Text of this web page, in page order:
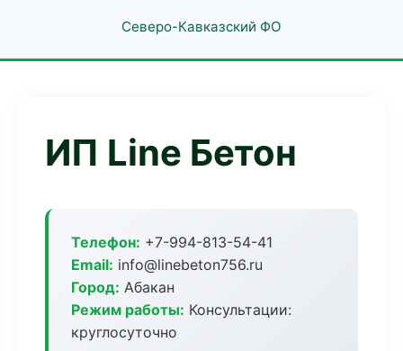
Северо-Кавказский ФО
ИП Line Бетон
Телефон: +7-994-813-54-41
Email: info@linebeton756.ru
Город: Абакан
Режим работы: Консультации:
круглосуточно